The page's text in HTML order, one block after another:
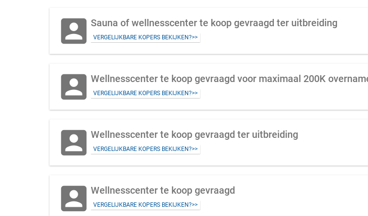
account_box Sauna of wellnesscenter te koop gevraagd ter uitbreiding
VERGELIJKBARE KOPERS BEKIJKEN?>>
account_box Wellnesscenter te koop gevraagd voor maximaal 200K
VERGELIJKBARE KOPERS BEKIJKEN?>>
account_box Wellnesscenter te koop gevraagd ter uitbreiding
VERGELIJKBARE KOPERS BEKIJKEN?>>
account_box Wellnesscenter te koop gevraagd
VERGELIJKBARE KOPERS BEKIJKEN?>>